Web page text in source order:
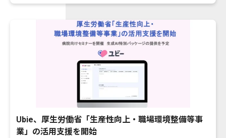
Ubie、厚生労働省「生産性向上・職場環境整備等事
業」の活用支援を開始